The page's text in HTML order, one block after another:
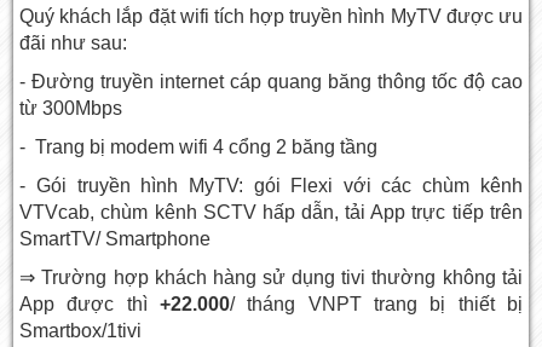
Quý khách lắp đặt wifi tích hợp truyền hình MyTV được ưu
đãi như sau:
- Đường truyền internet cáp quang băng thông tốc độ cao
từ 300Mbps
- Trang bị modem wifi 4 cổng 2 băng tầng
- Gói truyền hình MyTV: gói Flexi với các chùm kênh
VTVcab, chùm kênh SCTV hấp dẫn, tải App trực tiếp trên
SmartTV/ Smartphone
⇒ Trường hợp khách hàng sử dụng tivi thường không tải
App được thì+22.000/ tháng VNPT trang bị thiết bị
Smartbox/1tivi